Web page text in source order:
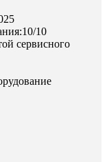
10
сервисного